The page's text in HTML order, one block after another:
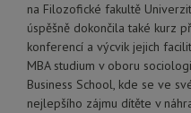
na Filozofické fakultě
úspěšně dokončila také kurz
konferencí a výcvik jejich
MBA studium v oboru
Business School, kde se ve
nejlepšího zájmu dítěte v